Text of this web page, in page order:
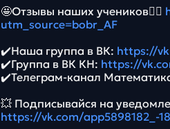
🤩Отзывы наших учеников👉🏻
utm_source=bobr_AF
✔️Наша группа в ВК: https://
✔️Группа в ВК КН: https://
✔️Телеграм-канал
💥 Подписывайся на
https://vk.com/app5898182_-